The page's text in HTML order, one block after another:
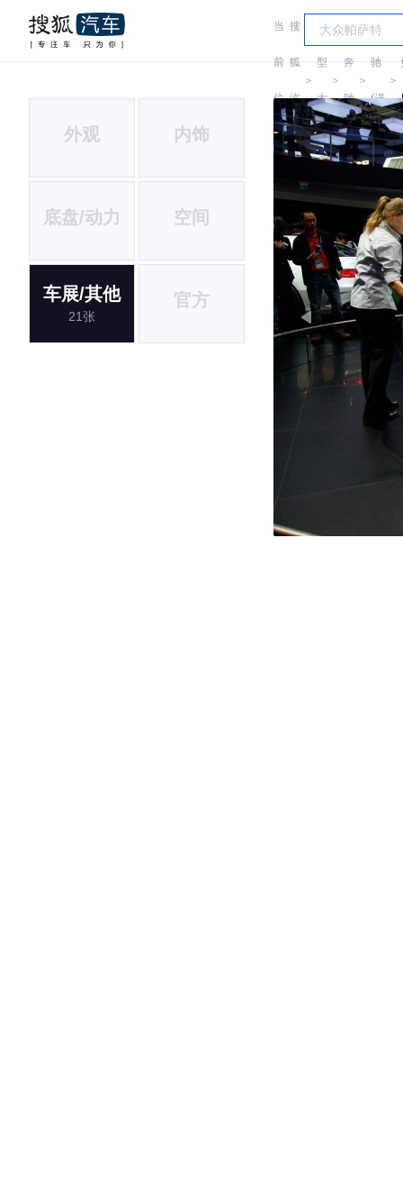
当
前
位
置:
搜
狐
汽
车
＞
车
型
大
全
＞
奔
驰
＞
奔
驰
(进
口)
＞
外观 内饰
底盘/动力 空间
车展/其他
21张
官方